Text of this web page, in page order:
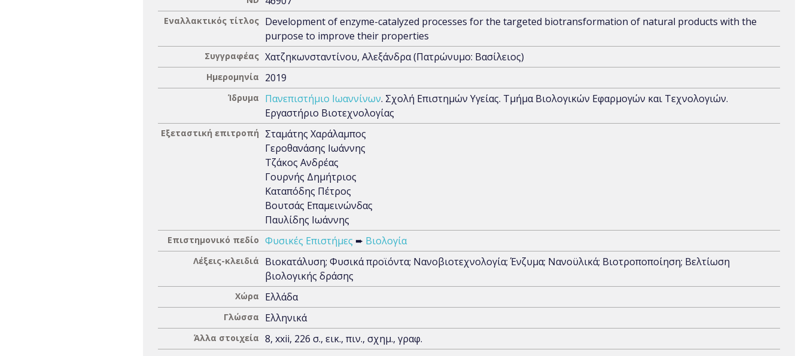
Εναλλακτικός τίτλος Development of enzyme-catalyzed processes for the targeted biotransformation of natural products with the
purpose to improve their properties
Συγγραφέας Χατζηκωνσταντίνου, Αλεξάνδρα (Πατρώνυμο: Βασίλειος)
Ημερομηνία 2019
Ίδρυμα Πανεπιστήμιο Ιωαννίνων. Σχολή Επιστημών Υγείας. Τμήμα Βιολογικών Εφαρμογών και Τεχνολογιών.
Εργαστήριο Βιοτεχνολογίας
Εξεταστική επιτροπή
Σταμάτης Χαράλαμπος
Γεροθανάσης Ιωάννης
Τζάκος Ανδρέας
Γουρνής Δημήτριος
Καταπόδης Πέτρος
Βουτσάς Επαμεινώνδας
Παυλίδης Ιωάννης
Επιστημονικό πεδίο Φυσικές Επιστήμες ➨ Βιολογία
Λέξεις-κλειδιά
Βιοκατάλυση; Φυσικά προϊόντα; Νανοβιοτεχνολογία; Ένζυμα; Νανοϋλικά; Βιοτροποποίηση; Βελτίωση
βιολογικής δράσης
Χώρα Ελλάδα
Γλώσσα Ελληνικά
Άλλα στοιχεία 8, xxii, 226 σ., εικ., πιν., σχημ., γραφ.